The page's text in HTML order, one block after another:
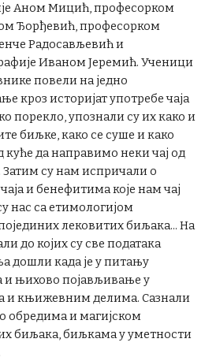
Аном Мицић, професорком
Ђорђевић, професорком
Радосављевић и
Иваном Јеремић. Ученици
повели на једно
кроз историјат употребе чаја
порекло, упознали су их како и
биљке, како се суше и како
да направимо неки чај од
су нам испричали о
и бенефитима које нам чај
нас са етимологијом
лековитих биљака... На
до којих су све података
дошли када је у питању
њихово појављивање у
и књижевним делима. Сазнали
обредима и магијском
биљака, биљкама у уметности